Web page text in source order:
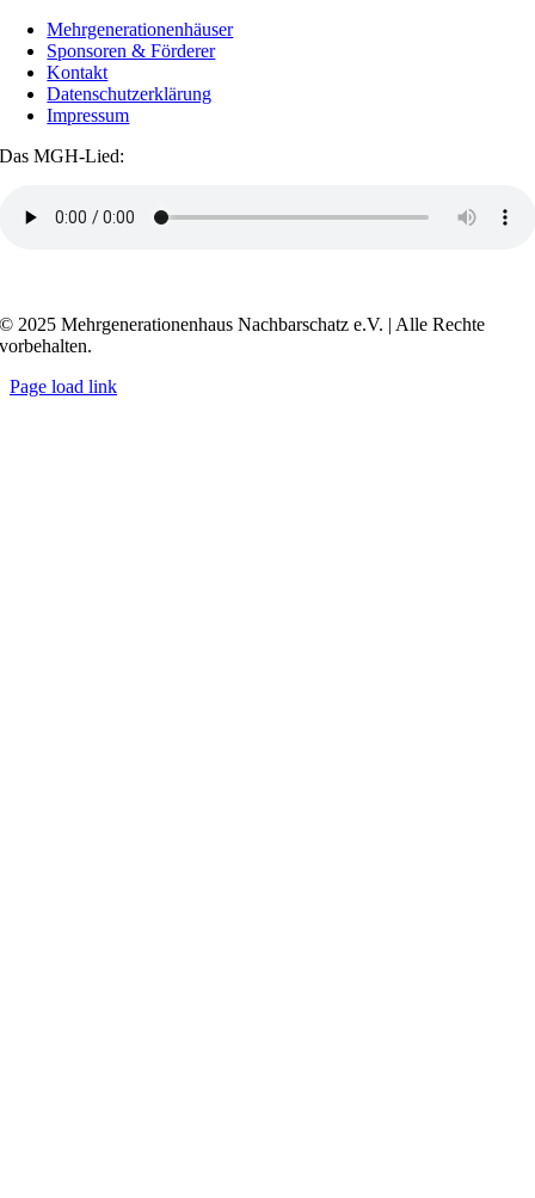
Mehrgenerationenhäuser
Sponsoren & Förderer
Kontakt
Datenschutzerklärung
Impressum
Das MGH-Lied:
© 2025 Mehrgenerationenhaus Nachbarschatz e.V. | Alle Rechte
vorbehalten.
Page load link